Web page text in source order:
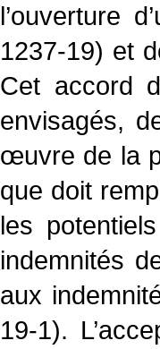
l’ouverture
1237-19) et
Cet accord
envisagés,
œuvre de la
que doit
les
indemnités
aux
19-1).